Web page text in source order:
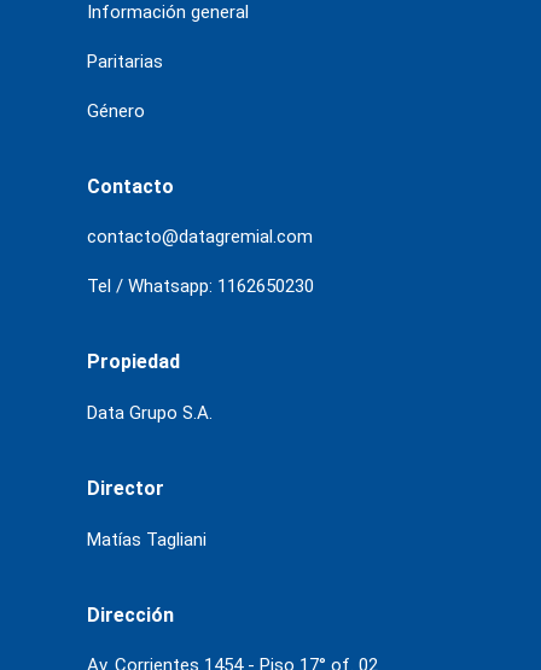
Información general
Paritarias
Género
Contacto
contacto@datagremial.com
Tel / Whatsapp: 1162650230
Propiedad
Data Grupo S.A.
Director
Matías Tagliani
Dirección
Av. Corrientes 1454 - Piso 17° of. 02